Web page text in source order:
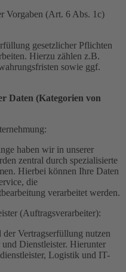
Vorgaben (Art. 6 Abs. 1c)
gesetzlicher Pflichten
Hierzu zählen z.B.
sowie ggf.
Daten (Kategorien von
haben wir in unserer
zentral durch spezialisierte
Hierbei können Ihre Daten
die
verarbeitet werden.
(Auftragsverarbeiter):
Vertragserfüllung nutzen
Dienstleister. Hierunter
Logistik und IT-